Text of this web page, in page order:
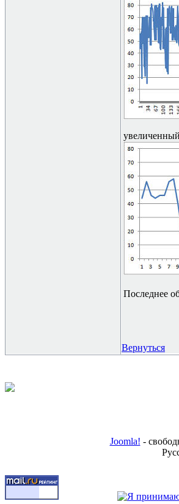
Последнее
Вернуться
Joomla! -